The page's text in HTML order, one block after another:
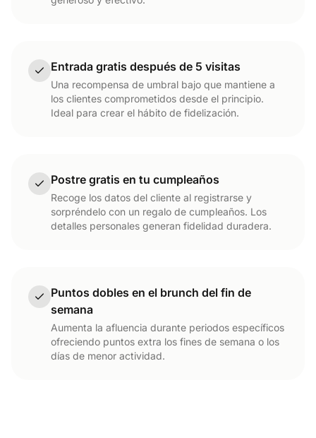
Entrada gratis después de 5 visitas
Una recompensa de umbral bajo que mantiene a
los clientes comprometidos desde el principio.
Ideal para crear el hábito de fidelización.
Postre gratis en tu cumpleaños
Recoge los datos del cliente al registrarse y
sorpréndelo con un regalo de cumpleaños. Los
detalles personales generan fidelidad duradera.
Puntos dobles en el brunch del fin de
semana
Aumenta la afluencia durante periodos específicos
ofreciendo puntos extra los fines de semana o los
días de menor actividad.